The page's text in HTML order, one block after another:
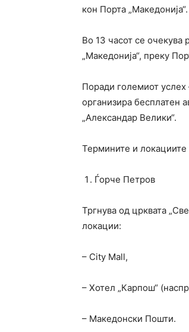
кон Порта „Македонија“.
Во 13 часот се очекува
„Македонија“, преку
Поради големиот
организира бесплатен
„Александар Велики“.
Термините и локациите
Ѓорче Петров
Тргнува од црквата
локации:
– City Mall,
– Хотел „Карпош“
– Македонски Пошти.